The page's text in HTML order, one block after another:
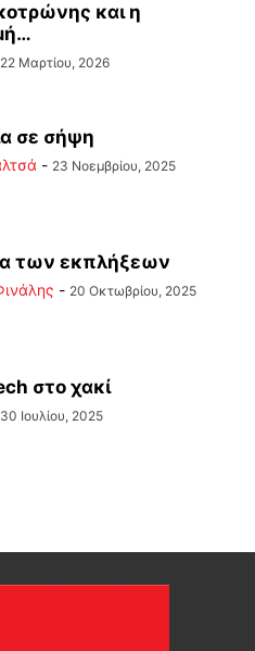
και η
22 Μαρτίου, 2026
σε σήψη
- 23 Νοεμβρίου, 2025
των εκπλήξεων
- 20 Οκτωβρίου, 2025
στο χακί
30 Ιουλίου, 2025